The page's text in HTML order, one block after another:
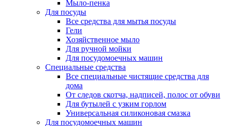
Мыло-пенка
Для посуды
Все средства для мытья посуды
Гели
Хозяйственное мыло
Для ручной мойки
Для посудомоечных машин
Специальные средства
Все специальные чистящие средства для
дома
От следов скотча, надписей, полос от обуви
Для бутылей с узким горлом
Универсальная силиконовая смазка
Для посудомоечных машин